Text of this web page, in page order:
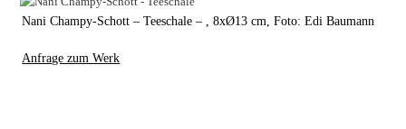
Nani Champy-Schott – Teeschale – , 8xØ13 cm, Foto: Edi Baumann
Anfrage zum Werk